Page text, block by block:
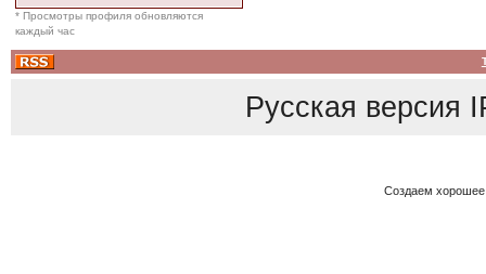
* Просмотры профиля обновляются
каждый час
Русская версия
Создаем